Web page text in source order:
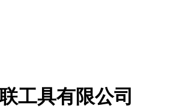
工具有限公司